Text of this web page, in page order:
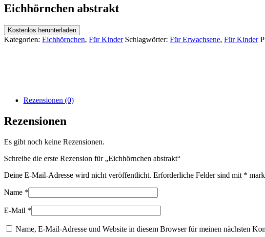
Eichhörnchen abstrakt
Kostenlos herunterladen
Kategorien: Eichhörnchen, Für Kinder Schlagwörter: Für Erwachsene, Für Kinder
Rezensionen (0)
Rezensionen
Es gibt noch keine Rezensionen.
Schreibe die erste Rezension für „Eichhörnchen abstrakt“
Deine E-Mail-Adresse wird nicht veröffentlicht. Erforderliche Felder sind mit *
Name *
E-Mail *
Name, E-Mail-Adresse und Website in diesem Browser für meinen nächsten